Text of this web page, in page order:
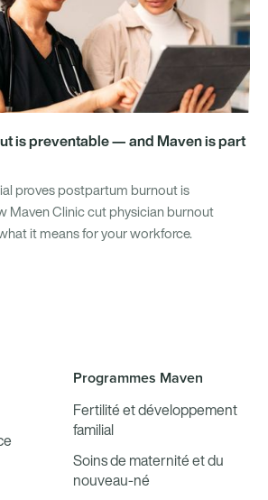
is preventable — and Maven is part
proves postpartum burnout is
Maven Clinic cut physician burnout
it means for your workforce.
Programmes Maven
Fertilité et développement
familial
Soins de maternité et du
nouveau-né